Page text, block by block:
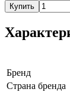
Купить
Бренд
Страна бренда